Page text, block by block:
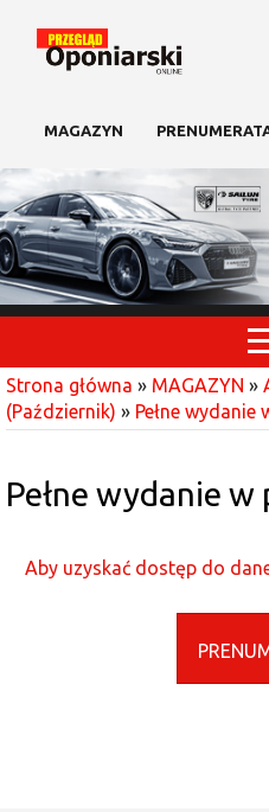
MAGAZYN
Strona główna » MAGAZYN »
(Październik) » Pełne wydanie
Pełne wydanie w
Aby uzyskać dostęp do